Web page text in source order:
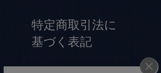
特定商取引法に
基づく表記